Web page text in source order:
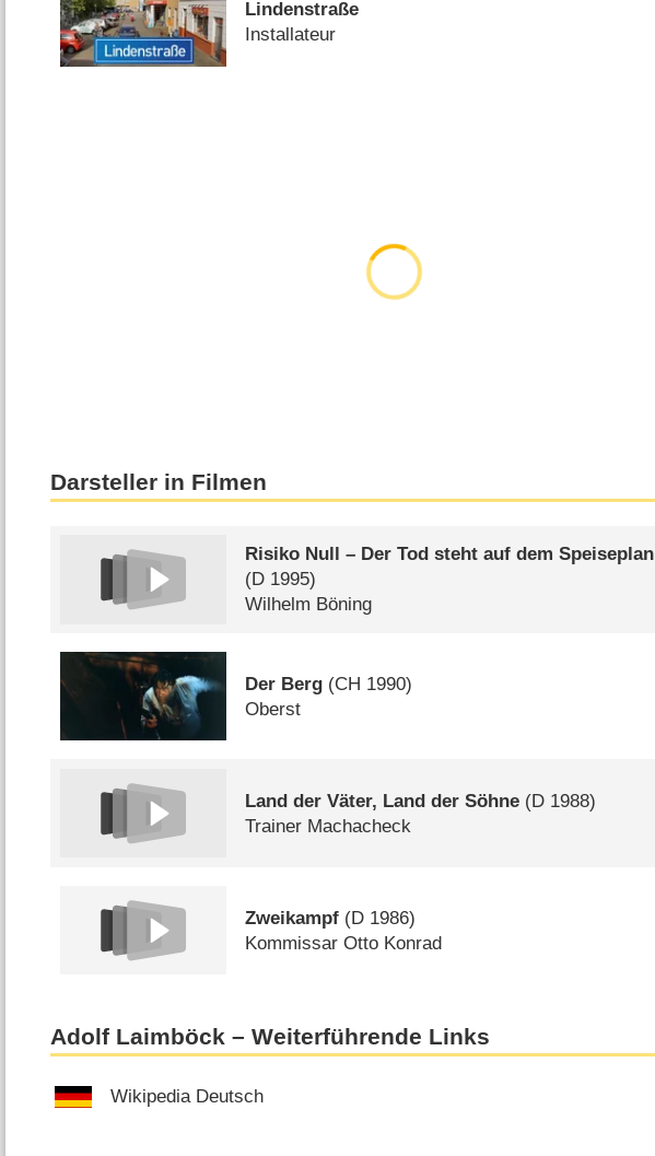
Lindenstraße
Installateur
Darsteller in Filmen
Risiko Null – Der Tod steht auf dem Speiseplan
(D 1995)
Wilhelm Böning
Der Berg (CH 1990)
Oberst
Land der Väter, Land der Söhne (D 1988)
Trainer Machacheck
Zweikampf (D 1986)
Kommissar Otto Konrad
Adolf Laimböck – Weiterführende Links
Wikipedia Deutsch